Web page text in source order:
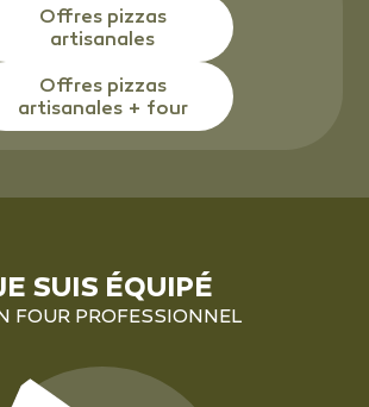
Offres pizzas
artisanales
Offres pizzas
artisanales + four
SUIS ÉQUIPÉ
FOUR PROFESSIONNEL